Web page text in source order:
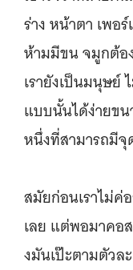
ร่าง หน้าตา เพอ
ห้ามมีขน จมูกต้อ
เรายังเป็นมนุษย์
แบบนั้นได้ง่ายข
หนึ่งที่สามารถมี
สมัยก่อนเราไม่
เลย แต่พอมาคอ
งมันเป๊ะตามตัวล